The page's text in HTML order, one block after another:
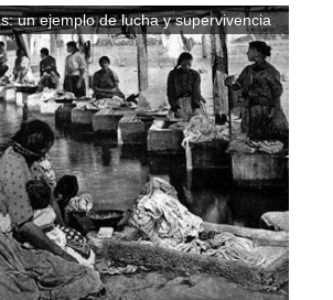
un ejemplo de lucha y supervivencia